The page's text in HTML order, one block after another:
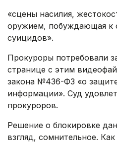
«сцены насилия,
оружием, побуждающая к
суицидов».
Прокуроры потребовали
странице с этим
закона №436-ФЗ «о
информации». Суд
прокуроров.
Решение о блокировке
взгляд, сомнительное.